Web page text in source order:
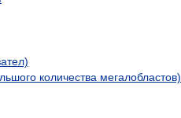
количества мегалобластов)